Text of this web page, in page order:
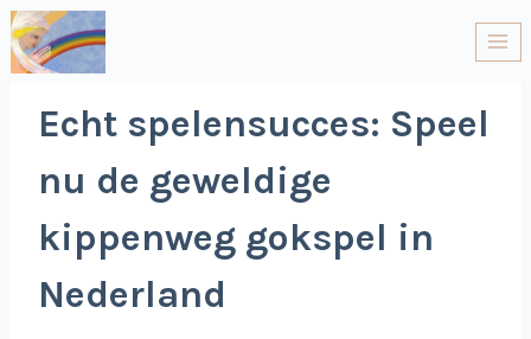
CHICKEN ROAD
Echt spelensucces: Speel
nu de geweldige
kippenweg gokspel in
Nederland